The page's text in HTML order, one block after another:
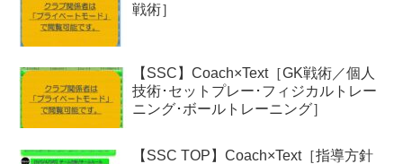
戦術］
【SSC】Coach×Text［GK戦術／個人
技術･セットプレー･フィジカルトレー
ニング･ボールトレーニング］
【SSC TOP】Coach×Text［指導方針